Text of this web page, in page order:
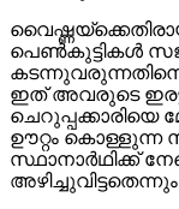
പെണ്‍കുട്ടികള്‍
കടന്നുവരുന്നതിനെ
ഇത് അവരുടെ
ഊറ്റം
സ്ഥാനാര്‍ഥിക്ക്